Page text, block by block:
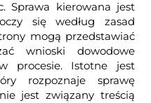
Sprawa kierowana jest
się według zasad
mogą przedstawiać
wnioski dowodowe
procesie. Istotne jest
rozpoznaje sprawę
jest związany treścią